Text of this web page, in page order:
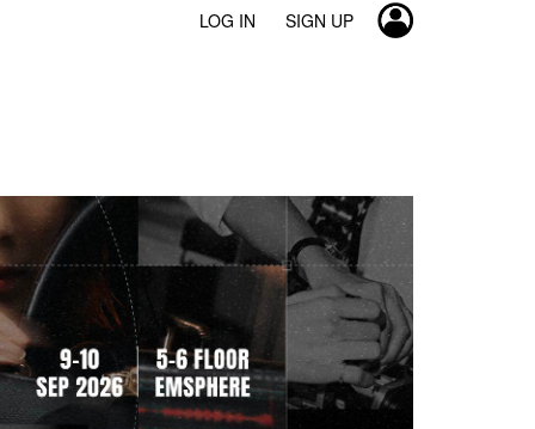
LOG IN SIGN UP